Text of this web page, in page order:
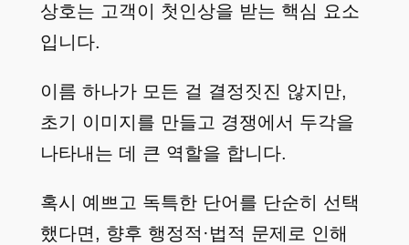
상호는 고객이 첫인상을 받는 핵심 요소
입니다.
이름 하나가 모든 걸 결정짓진 않지만,
초기 이미지를 만들고 경쟁에서 두각을
나타내는 데 큰 역할을 합니다.
혹시 예쁘고 독특한 단어를 단순히 선택
했다면, 향후 행정적·법적 문제로 인해